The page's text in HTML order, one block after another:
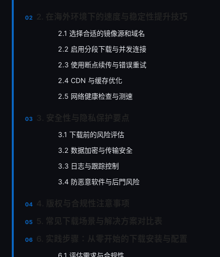
2.1 选择合适的镜像源和域名
2.2 启用分段下载与并发连接
2.3 使用断点续传与错误重试
2.4 CDN 与缓存优化
2.5 网络健康检查与测速
3.1 下载前的风险评估
3.2 数据加密与传输安全
3.3 日志与跟踪控制
3.4 防恶意软件与后門风险
6.1 评估需求与合规性